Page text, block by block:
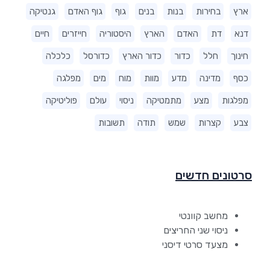
ארץ בחירות בנות בנים גוף גוף האדם גנטיקה
דנא דת האדם הארץ היסטוריה חייזרים חיים
חינוך חלל כדור כדור הארץ כדורסל כלכלה
כסף מדינה מדע מוות מוח מים מפלגה
מפלגות מצע מתמטיקה ניסוי עולם פוליטיקה
צבע קצרות שמש תודה תשובות
סרטונים חדשים
מחשב קוונטי
ניסוי שני החריצים
מצעד סרטי דיסני